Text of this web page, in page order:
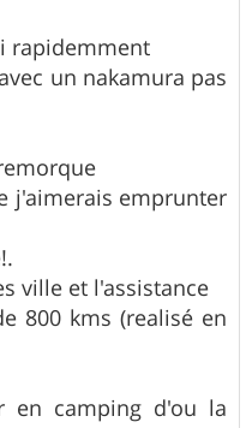
rapidemment
un nakamura pas
j'aimerais emprunter
ville et l'assistance
800 kms (realisé en
en camping d'ou la